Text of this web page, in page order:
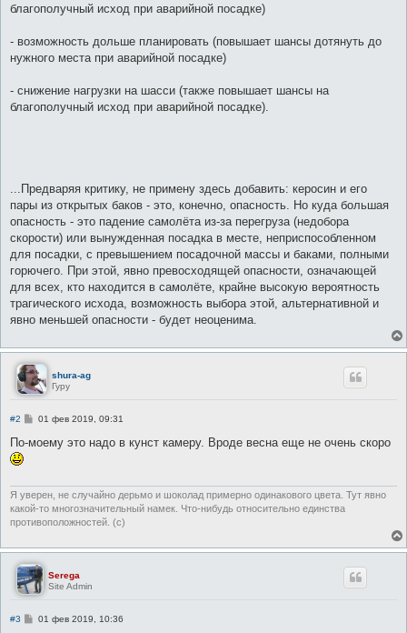
благополучный исход при аварийной посадке)
- возможность дольше планировать (повышает шансы дотянуть до
нужного места при аварийной посадке)
- снижение нагрузки на шасси (также повышает шансы на
благополучный исход при аварийной посадке).
...Предваряя критику, не примену здесь добавить: керосин и его
пары из открытых баков - это, конечно, опасность. Но куда большая
опасность - это падение самолёта из-за перегруза (недобора
скорости) или вынужденная посадка в месте, неприспособленном
для посадки, с превышением посадочной массы и баками, полными
горючего. При этой, явно превосходящей опасности, означающей
для всех, кто находится в самолёте, крайне высокую вероятность
трагического исхода, возможность выбора этой, альтернативной и
явно меньшей опасности - будет неоценима.
shura-ag
Гуру
#2
С
о
и
е
01 фев 2019, 09:31
По-моему это надо в кунст камеру. Вроде весна еще не очень скоро
Я уверен, не случайно дерьмо и шоколад примерно одинакового цвета. Тут явно
какой-то многозначительный намек. Что-нибудь относительно единства
противоположностей. (c)
Serega
Site Admin
#3
С01 фев 2019, 10:36